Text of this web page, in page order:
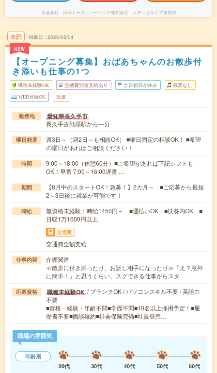
派遣会社 日研トータルソーシング株式会社 メディカルケア事業部
未読
NEW
掲載日 2026/08/04
【オープニング募集】おばあちゃんのお散歩付
き添いも仕事の1つ
職種未経験OK 交通費別途支給あり 土日祝日が休み 残業なし
WEB登録OK 派遣
勤務地 愛知県長久手市
長久手古戦場駅から---分
曜日頻度
週3日～（週2日～も相談OK） ■曜日固定の相談OK！ ■希望
の曜日があればご相談ください！
時間
9:00～18:00（休憩60分）■ご希望があれば下記シフトも
OK！早番 7:00～16:00遅番 …
期間
【8月中のスタートOK！急募！】2カ月～ ■ご応募から最短
2～3日後に就業が可能です！
時給
無資格未経験：時給1450円～ ■週払いOK ■扶養内OK ■
日収1万1600円以上
交通費
交通費全額支給
仕事内容
介護関連
≪散歩に付き添ったり、お話し相手になったり≫「え？意外
に簡単！」と思うくらい、スグできる仕事からスタ…
応募資格 職種未経験OK / ブランクOK / パソコンスキル不要 / 英語力
不要
■資格・経験・年齢不問■学歴不問■10名以上採用予定！■履
歴書不要■面談確約■社会保険完備■社員登用…
職場の雰囲気
年齢層
20代
30代 40代 50代 60代